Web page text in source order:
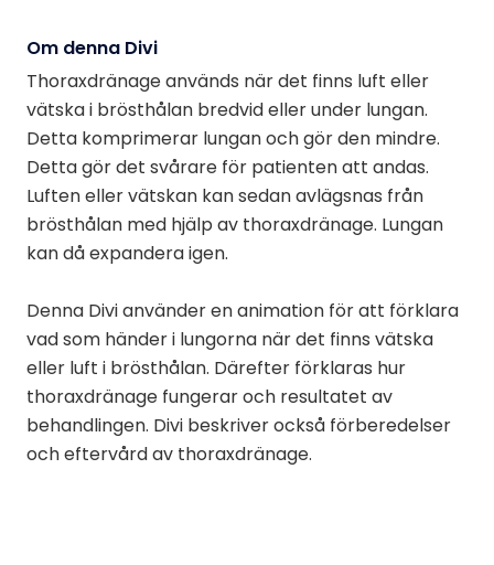
Om denna Divi
Thoraxdränage används när det finns luft eller
vätska i brösthålan bredvid eller under lungan.
Detta komprimerar lungan och gör den mindre.
Detta gör det svårare för patienten att andas.
Luften eller vätskan kan sedan avlägsnas från
brösthålan med hjälp av thoraxdränage. Lungan
kan då expandera igen.
Denna Divi använder en animation för att förklara
vad som händer i lungorna när det finns vätska
eller luft i brösthålan. Därefter förklaras hur
thoraxdränage fungerar och resultatet av
behandlingen. Divi beskriver också förberedelser
och eftervård av thoraxdränage.